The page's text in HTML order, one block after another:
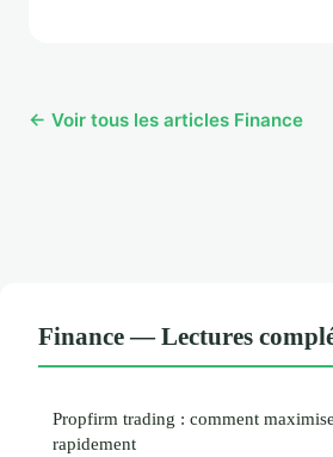
← Voir tous les articles Finance
Finance — Lectures
Propfirm trading : comment
rapidement